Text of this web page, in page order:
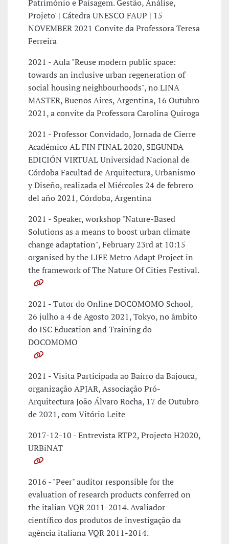
Património e Paisagem. Gestão, Análise,
Projeto' | Cátedra UNESCO FAUP | 15
NOVEMBER 2021 Convite da Professora Teresa
Ferreira
2021 - Aula "Reuse modern public space:
towards an inclusive urban regeneration of
social housing neighbourhoods", no LINA
MASTER, Buenos Aires, Argentina, 16 Outubro
2021, a convite da Professora Carolina Quiroga
2021 - Professor Convidado, Jornada de Cierre
Académico AL FIN FINAL 2020, SEGUNDA
EDICIÓN VIRTUAL Universidad Nacional de
Córdoba Facultad de Arquitectura, Urbanismo
y Diseño, realizada el Miércoles 24 de febrero
del año 2021, Córdoba, Argentina
2021 - Speaker, workshop "Nature-Based
Solutions as a means to boost urban climate
change adaptation", February 23rd at 10:15
organised by the LIFE Metro Adapt Project in
the framework of The Nature Of Cities Festival.
2021 - Tutor do Online DOCOMOMO School,
26 julho a 4 de Agosto 2021, Tokyo, no âmbito
do ISC Education and Training do
DOCOMOMO
2021 - Visita Participada ao Bairro da Bajouca,
organização APJAR, Associação Pró-
Arquitectura João Álvaro Rocha, 17 de Outubro
de 2021, com Vitório Leite
2017-12-10 - Entrevista RTP2, Projecto H2020,
URBiNAT
2016 - "Peer" auditor responsible for the
evaluation of research products conferred on
the italian VQR 2011-2014. Avaliador
científico dos produtos de investigação da
agência italiana VQR 2011-2014.